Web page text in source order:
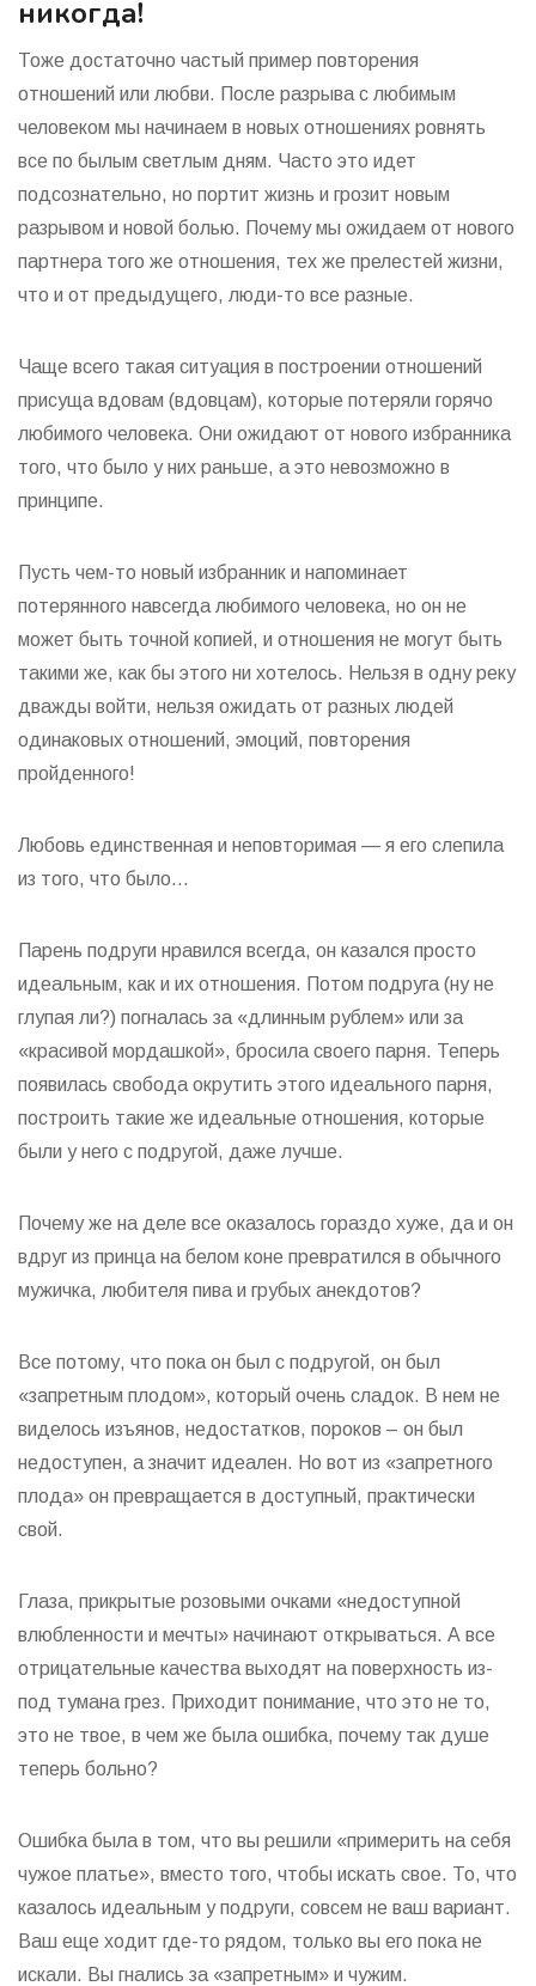
никогда!
Тоже достаточно частый пример повторения
отношений или любви. После разрыва с любимым
человеком мы начинаем в новых отношениях ровнять
все по былым светлым дням. Часто это идет
подсознательно, но портит жизнь и грозит новым
разрывом и новой болью. Почему мы ожидаем от нового
партнера того же отношения, тех же прелестей жизни,
что и от предыдущего, люди-то все разные.
Чаще всего такая ситуация в построении отношений
присуща вдовам (вдовцам), которые потеряли горячо
любимого человека. Они ожидают от нового избранника
того, что было у них раньше, а это невозможно в
принципе.
Пусть чем-то новый избранник и напоминает
потерянного навсегда любимого человека, но он не
может быть точной копией, и отношения не могут быть
такими же, как бы этого ни хотелось. Нельзя в одну реку
дважды войти, нельзя ожидать от разных людей
одинаковых отношений, эмоций, повторения
пройденного!
Любовь единственная и неповторимая — я его слепила
из того, что было…
Парень подруги нравился всегда, он казался просто
идеальным, как и их отношения. Потом подруга (ну не
глупая ли?) погналась за «длинным рублем» или за
«красивой мордашкой», бросила своего парня. Теперь
появилась свобода окрутить этого идеального парня,
построить такие же идеальные отношения, которые
были у него с подругой, даже лучше.
Почему же на деле все оказалось гораздо хуже, да и он
вдруг из принца на белом коне превратился в обычного
мужичка, любителя пива и грубых анекдотов?
Все потому, что пока он был с подругой, он был
«запретным плодом», который очень сладок. В нем не
виделось изъянов, недостатков, пороков – он был
недоступен, а значит идеален. Но вот из «запретного
плода» он превращается в доступный, практически
свой.
Глаза, прикрытые розовыми очками «недоступной
влюбленности и мечты» начинают открываться. А все
отрицательные качества выходят на поверхность из-
под тумана грез. Приходит понимание, что это не то,
это не твое, в чем же была ошибка, почему так душе
теперь больно?
Ошибка была в том, что вы решили «примерить на себя
чужое платье», вместо того, чтобы искать свое. То, что
казалось идеальным у подруги, совсем не ваш вариант.
Ваш еще ходит где-то рядом, только вы его пока не
искали. Вы гнались за «запретным» и чужим.